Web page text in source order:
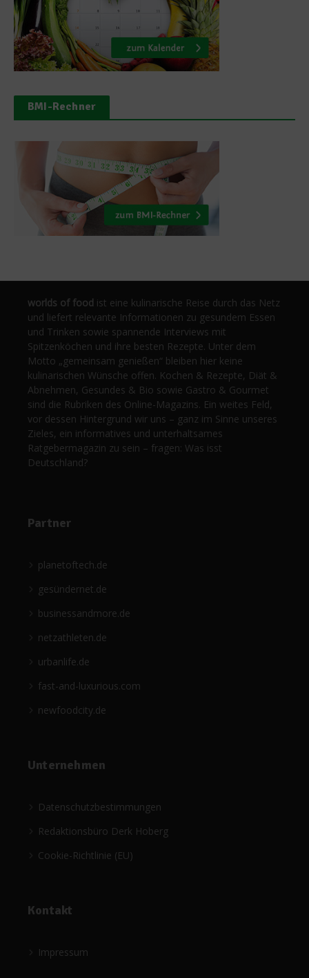
BMI-Rechner
worlds of food ist eine kulinarische Reise durch das Netz
und liefert relevante Informationen zu gesundem Essen
und Trinken sowie spannende Interviews mit
Spitzenköchen und ihre besten Rezepte. Unter dem
Motto „gemeinsam genießen“ bleiben hier keine
kulinarischen Wünsche offen. Kochen & Rezepte, Diät &
Abnehmen, Gesundes & Bio sowie Gastro & Gourmet
sind die Rubriken des Online-Magazins. Ein weites Feld,
vor dessen Hintergrund wir uns – ganz im Sinne unseres
Zieles, ein informatives und unterhaltsames
Ratgebermagazin zu sein – fragen: Was isst
Deutschland?
Partner
planetoftech.de
gesündernet.de
businessandmore.de
netzathleten.de
urbanlife.de
fast-and-luxurious.com
newfoodcity.de
Unternehmen
Datenschutzbestimmungen
Redaktionsbüro Derk Hoberg
Cookie-Richtlinie (EU)
Kontakt
Impressum